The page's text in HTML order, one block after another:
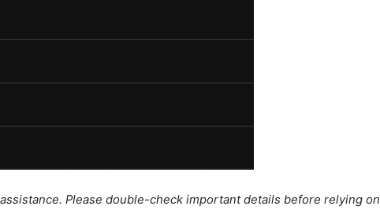
Please double-check important details before relying on